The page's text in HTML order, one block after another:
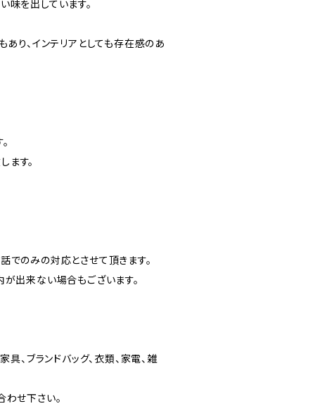
を出しています。
り、インテリアとしても存在感のあ
ます。
のみの対応とさせて頂きます。
出来ない場合もございます。
、ブランドバッグ、衣類、家電、雑
せ下さい。